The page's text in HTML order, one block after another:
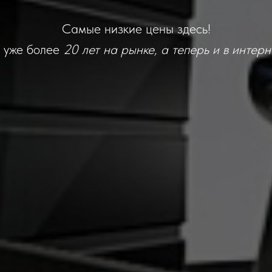
Самые низкие цены здесь!
более 20 лет на рынке, а теперь и в